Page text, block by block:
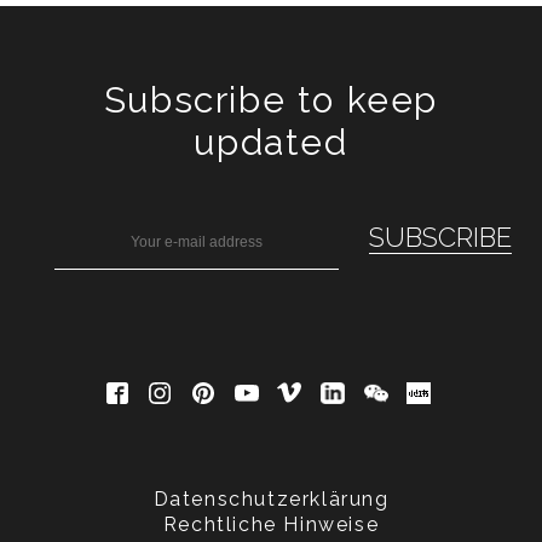
Subscribe to keep
updated
Datenschutzerklärung
Rechtliche Hinweise